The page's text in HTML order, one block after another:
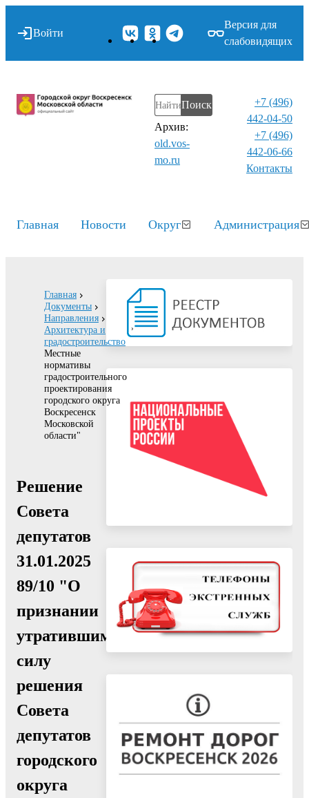
Войти
Версия для
слабовидящих
Поиск
Архив:
old.vos-
mo.ru
+7 (496)
442-04-50
+7 (496)
442-06-66
Контакты⁠
Главная Новости Округ Администрация
Главная
Документы
Направления
Архитектура и
градостроительство
Местные
нормативы
градостроительного
проектирования
городского округа
Воскресенск
Московской
области"
Решение
Совета
депутатов
31.01.2025
89/10 "О
признании
утратившим
силу
решения
Совета
депутатов
городского
округа